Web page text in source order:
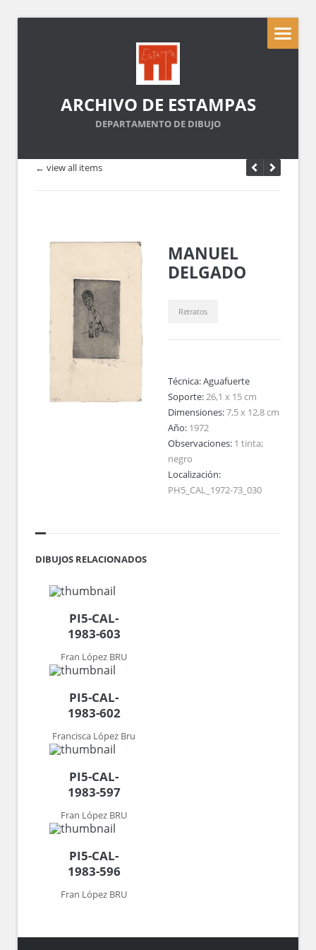
ARCHIVO DE ESTAMPAS
DEPARTAMENTO DE DIBUJO
← view all items
MANUEL
DELGADO
Retratos
Técnica:Aguafuerte
Soporte:26,1 x 15 cm
Dimensiones:7,5 x 12,8 cm
Año: 1972
Observaciones: 1 tinta;
negro
Localización:
PH5_CAL_1972-73_030
DIBUJOS RELACIONADOS
PI5-CAL-
1983-603
Fran López BRU
PI5-CAL-
1983-602
Francisca López Bru
PI5-CAL-
1983-597
Fran López BRU
PI5-CAL-
1983-596
Fran López BRU